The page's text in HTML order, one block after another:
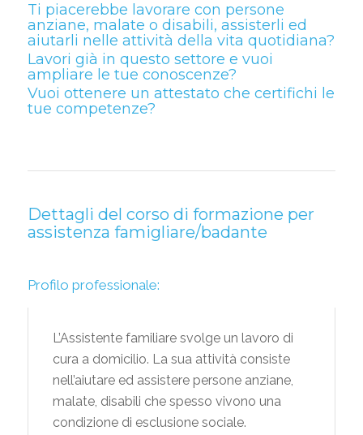
Ti piacerebbe lavorare con persone
anziane, malate o disabili, assisterli ed
aiutarli nelle attività della vita quotidiana?
Lavori già in questo settore e vuoi
ampliare le tue conoscenze?
Vuoi ottenere un attestato che certifichi le
tue competenze?
Dettagli del corso di formazione per
assistenza famigliare/badante
Profilo professionale:
L’Assistente familiare svolge un lavoro di
cura a domicilio. La sua attività consiste
nell’aiutare ed assistere persone anziane,
malate, disabili che spesso vivono una
condizione di esclusione sociale.